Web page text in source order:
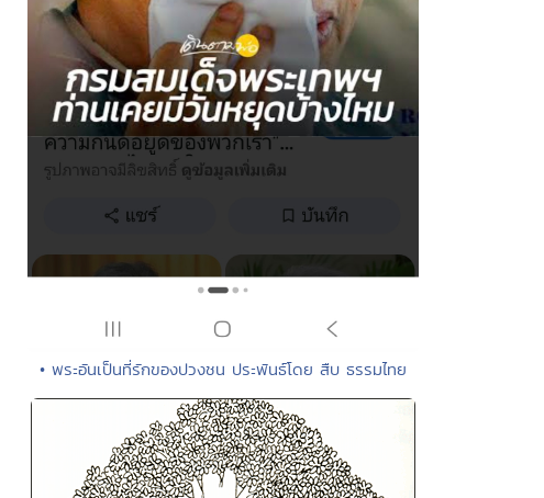
• พระอันเป็นที่รักของปวงชน ประพันธ์โดย สืบ ธรรมไทย